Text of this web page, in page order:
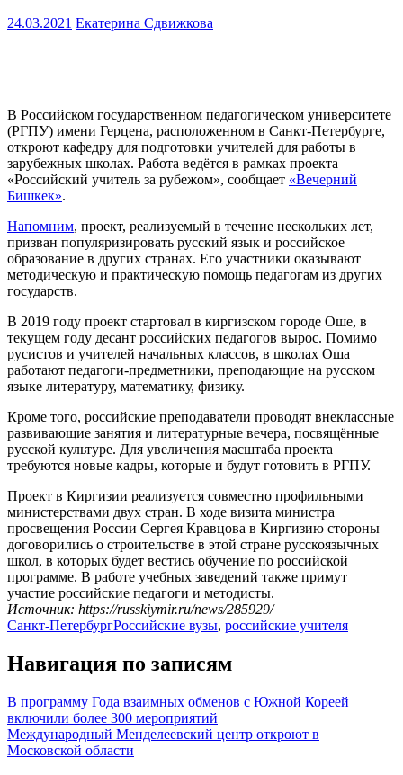
24.03.2021 Екатерина Сдвижкова
В Российском государственном педагогическом университете
(РГПУ) имени Герцена, расположенном в Санкт-Петербурге,
откроют кафедру для подготовки учителей для работы в
зарубежных школах. Работа ведётся в рамках проекта
«Российский учитель за рубежом», сообщает «Вечерний
Бишкек».
Напомним, проект, реализуемый в течение нескольких лет,
призван популяризировать русский язык и российское
образование в других странах. Его участники оказывают
методическую и практическую помощь педагогам из других
государств.
В 2019 году проект стартовал в киргизском городе Оше, в
текущем году десант российских педагогов вырос. Помимо
русистов и учителей начальных классов, в школах Оша
работают педагоги-предметники, преподающие на русском
языке литературу, математику, физику.
Кроме того, российские преподаватели проводят внеклассные
развивающие занятия и литературные вечера, посвящённые
русской культуре. Для увеличения масштаба проекта
требуются новые кадры, которые и будут готовить в РГПУ.
Проект в Киргизии реализуется совместно профильными
министерствами двух стран. В ходе визита министра
просвещения России Сергея Кравцова в Киргизию стороны
договорились о строительстве в этой стране русскоязычных
школ, в которых будет вестись обучение по российской
программе. В работе учебных заведений также примут
участие российские педагоги и методисты.
Источник: https://russkiymir.ru/news/285929/
Санкт-ПетербургРоссийские вузы, российские учителя
Навигация по записям
В программу Года взаимных обменов с Южной Кореей
включили более 300 мероприятий
Международный Менделеевский центр откроют в
Московской области